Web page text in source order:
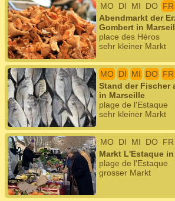
MO DI MI DO FR
Abendmarkt der
Gombert in
place des Héros
sehr kleiner Markt
MO DI MI DO FR
Stand der Fischer
in Marseille
plage de l'Estaque
sehr kleiner Markt
MO DI MI DO FR
Markt L'Estaque
plage de l'Estaque
grosser Markt